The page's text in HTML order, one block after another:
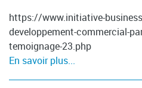
https://www.initiative-
developpement-commercial-
temoignage-23.php
En savoir plus...